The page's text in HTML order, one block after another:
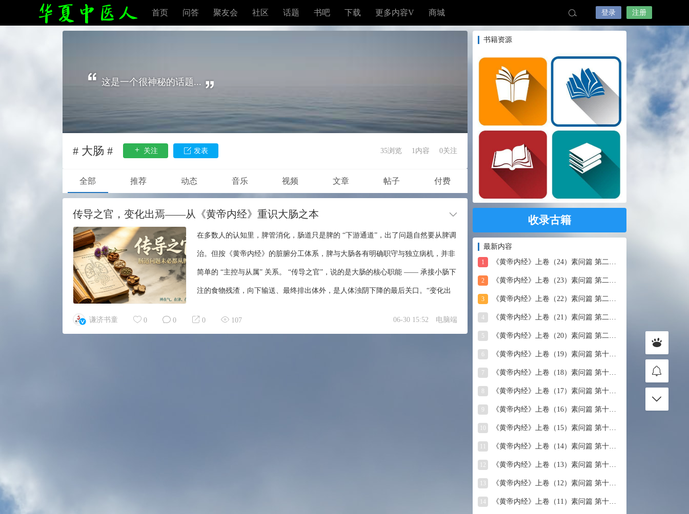
首页 问答 聚友会 社区 话题 书吧 下载 更多内容V 商城 登录 注册
书籍资源
收录古籍
最新内容
1 《黄帝内经》上卷（24）素问篇 第二十四篇 血气形志篇第
2 《黄帝内经》上卷（23）素问篇 第二十三篇 宣明五气
3 《黄帝内经》上卷（22）素问篇 第二十二篇 藏气法时论
4 《黄帝内经》上卷（21）素问篇 第二十一篇 经脉别论
5 《黄帝内经》上卷（20）素问篇 第二十篇 三部九候论
6 《黄帝内经》上卷（19）素问篇 第十九篇 玉机真藏论
7 《黄帝内经》上卷（18）素问篇 第十八篇 平人气象论
《黄帝内经》上卷（17）素问篇 第十七篇 脉要精微论
9 《黄帝内经》上卷（16）素问篇 第十六篇 诊要经终论
《黄帝内经》上卷（15）素问篇 第十五篇 玉版论要
《黄帝内经》上卷（14）素问篇 第十四篇 汤液醪醴论
12 《黄帝内经》上卷（13）素问篇 第十三篇 移精变气论
13 《黄帝内经》上卷（12）素问篇 第十二篇 异法方宜论
14 《黄帝内经》上卷（11）素问篇 第十一篇 五藏别论
这是一个很神秘的话题...
# 大肠 # 关注 发表 35浏览 1内容 0关注
全部 推荐 动态 音乐 视频 文章 帖子 付费
传导之官，变化出焉——从《黄帝内经》重识大肠之本
在多数人的认知里，脾管消化，肠道只是脾的 “下游通道”，出了问题自然要从脾调
治。但按《黄帝内经》的脏腑分工体系，脾与大肠各有明确职守与独立病机，并非
简单的 “主控与从属” 关系。 “传导之官”，说的是大肠的核心职能 —— 承接小肠下
注的食物残渣，向下输送、最终排出体外，是人体浊阴下降的最后关口。“变化出
谦济书童 0 0 0 107 06-30 15:52 电脑端